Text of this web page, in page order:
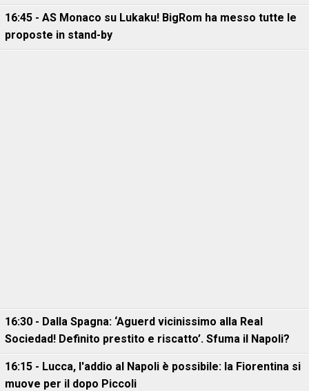
16:45 - AS Monaco su Lukaku! BigRom ha messo tutte le
proposte in stand-by
16:30 - Dalla Spagna: ‘Aguerd vicinissimo alla Real
Sociedad! Definito prestito e riscatto’. Sfuma il Napoli?
16:15 - Lucca, l'addio al Napoli è possibile: la Fiorentina si
muove per il dopo Piccoli